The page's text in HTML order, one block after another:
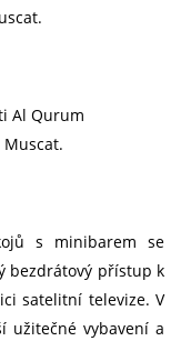
Al Qurum
s minibarem se
bezdrátový přístup k
satelitní televize. V
užitečné vybavení a